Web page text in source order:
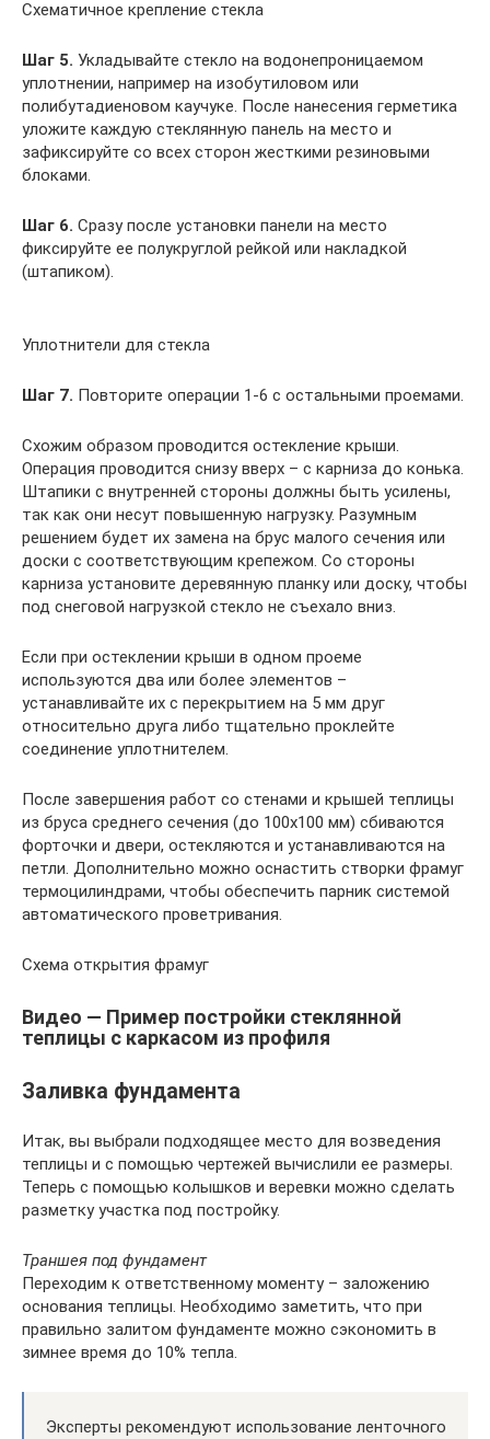
Схематичное крепление стекла
Шаг 5. Укладывайте стекло на водонепроницаемом
уплотнении, например на изобутиловом или
полибутадиеновом каучуке. После нанесения герметика
уложите каждую стеклянную панель на место и
зафиксируйте со всех сторон жесткими резиновыми
блоками.
Шаг 6. Сразу после установки панели на место
фиксируйте ее полукруглой рейкой или накладкой
(штапиком).
Уплотнители для стекла
Шаг 7. Повторите операции 1-6 с остальными проемами.
Схожим образом проводится остекление крыши.
Операция проводится снизу вверх – с карниза до конька.
Штапики с внутренней стороны должны быть усилены,
так как они несут повышенную нагрузку. Разумным
решением будет их замена на брус малого сечения или
доски с соответствующим крепежом. Со стороны
карниза установите деревянную планку или доску, чтобы
под снеговой нагрузкой стекло не съехало вниз.
Если при остеклении крыши в одном проеме
используются два или более элементов –
устанавливайте их с перекрытием на 5 мм друг
относительно друга либо тщательно проклейте
соединение уплотнителем.
После завершения работ со стенами и крышей теплицы
из бруса среднего сечения (до 100х100 мм) сбиваются
форточки и двери, остекляются и устанавливаются на
петли. Дополнительно можно оснастить створки фрамуг
термоцилиндрами, чтобы обеспечить парник системой
автоматического проветривания.
Схема открытия фрамуг
Видео — Пример постройки стеклянной
теплицы с каркасом из профиля
Заливка фундамента
Итак, вы выбрали подходящее место для возведения
теплицы и с помощью чертежей вычислили ее размеры.
Теперь с помощью колышков и веревки можно сделать
разметку участка под постройку.
Траншея под фундамент
Переходим к ответственному моменту – заложению
основания теплицы. Необходимо заметить, что при
правильно залитом фундаменте можно сэкономить в
зимнее время до 10% тепла.
Эксперты рекомендуют использование ленточного